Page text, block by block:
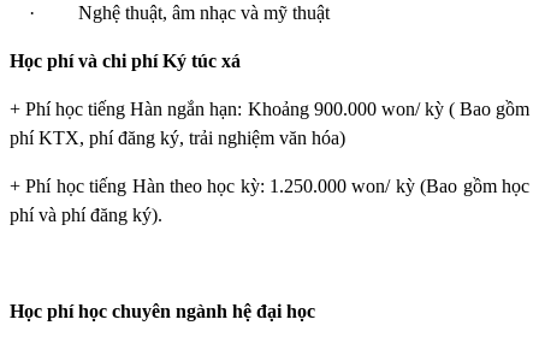
·
Nghệ thuật, âm nhạc và mỹ thuật
Học phí và chi phí Ký túc xá
+ Phí học tiếng Hàn ngắn hạn: Khoảng 900.000 won/ kỳ ( Bao gồm
phí KTX, phí đăng ký, trải nghiệm văn hóa)
+ Phí học tiếng Hàn theo học kỳ: 1.250.000 won/ kỳ (Bao gồm học
phí và phí đăng ký).
Học phí học chuyên ngành hệ đại học